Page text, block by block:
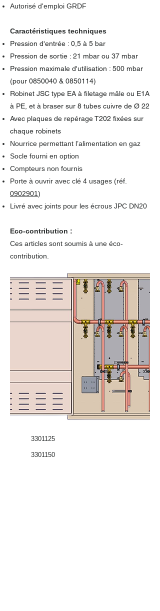
Autorisé d'emploi GRDF
Caractéristiques techniques
Pression d'entrée : 0,5 à 5 bar
Pression de sortie : 21 mbar ou 37 mbar
Pression maximale d'utilisation : 500 mbar
(pour 0850040 & 0850114)
Robinet JSC type EA à filetage mâle ou E1A
à PE, et à braser sur 8 tubes cuivre de Ø 22
Avec plaques de repérage T202 fixées sur
chaque robinets
Nourrice permettant l’alimentation en gaz
Socle fourni en option
Compteurs non fournis
Porte à ouvrir avec clé 4 usages (réf.
0902901)
Livré avec joints pour les écrous JPC DN20
Eco-contribution :
Ces articles sont soumis à une éco-
contribution.
3301125
3301150